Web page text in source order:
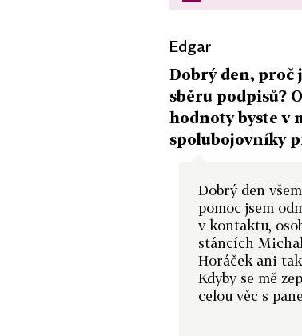
Edgar
Dobrý den, proč
sběru podpisů?
hodnoty byste v
spolubojovníky
Dobrý den
pomoc jsem
v kontaktu,
stáncích
Horáček ani
Kdyby se mě
celou věc s